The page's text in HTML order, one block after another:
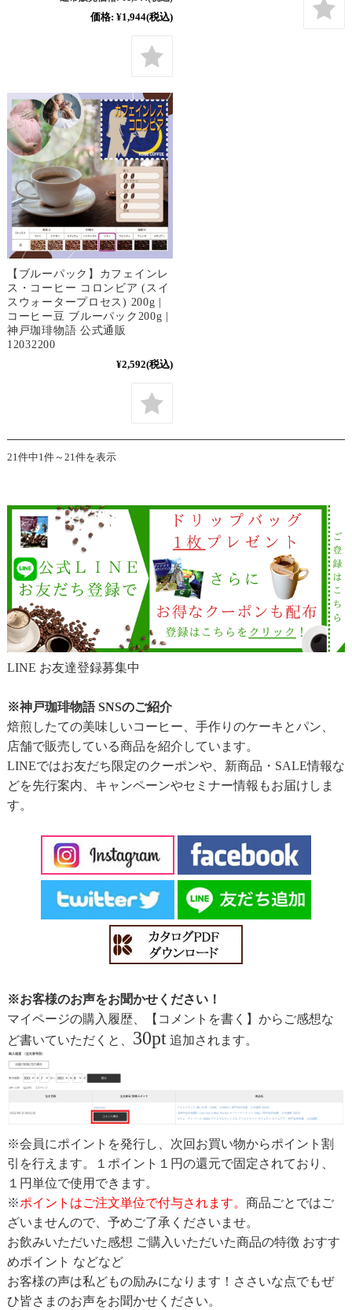
価格: ¥1,944(税込)
【ブルーパック】カフェインレ
ス・コーヒー コロンビア (スイ
スウォータープロセス) 200g |
コーヒー豆 ブルーパック200g |
神戸珈琲物語 公式通販
12032200
¥2,592(税込)
21件中1件～21件を表示
LINE お友達登録募集中
※神戸珈琲物語 SNSのご紹介
焙煎したての美味しいコーヒー、手作りのケーキとパン、
店舗で販売している商品を紹介しています。
LINEではお友だち限定のクーポンや、新商品・SALE情報な
どを先行案内、キャンペーンやセミナー情報もお届けしま
す。
※お客様のお声をお聞かせください！
マイページの購入履歴、【コメントを書く】からご感想な
ど書いていただくと、 30pt追加されます。
※会員にポイントを発行し、次回お買い物からポイント割
引を行えます。１ポイント１円の還元で固定されており、
１円単位で使用できます。
※ポイントはご注文単位で付与されます。 商品ごとではご
ざいませんので、予めご了承くださいませ。
お飲みいただいた感想 ご購入いただいた商品の特徴 おすす
めポイント などなど
お客様の声は私どもの励みになります！ささいな点でもぜ
ひ皆さまのお声をお聞かせください。